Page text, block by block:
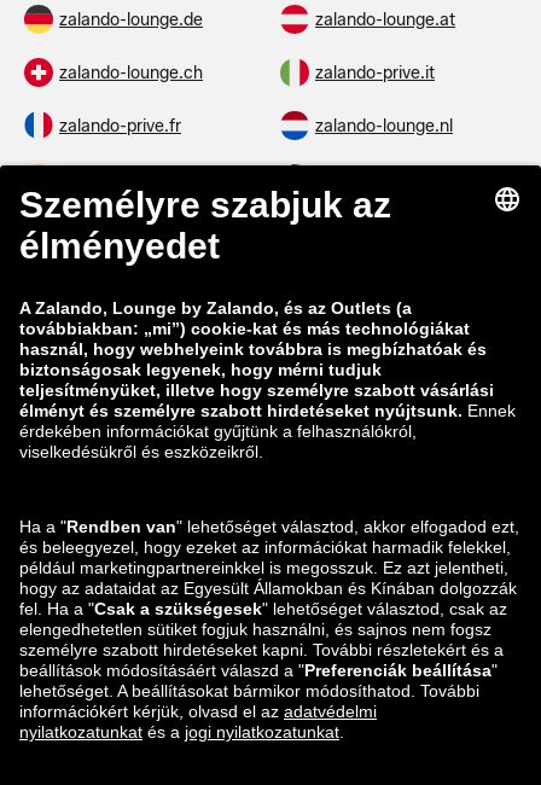
zalando-lounge.de zalando-lounge.at
zalando-lounge.ch zalando-prive.it
zalando-prive.fr zalando-lounge.nl
zalando-lounge.fi
zalando-prive.es zalando-lounge.cz
zalando-lounge.lt zalando-lounge.sk
zalando-lounge.ro zalando-lounge.hr
zalando-lounge.lu zalando-lounge.ee
zalando-lounge.lv zalando-lounge.no
Itt is megtalálsz
minket: